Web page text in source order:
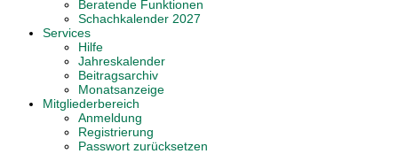
Beratende Funktionen
Schachkalender 2027
Services
Hilfe
Jahreskalender
Beitragsarchiv
Monatsanzeige
Mitgliederbereich
Anmeldung
Registrierung
Passwort zurücksetzen